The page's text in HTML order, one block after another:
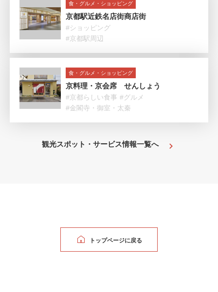
食・グルメ・ショッピング
京都駅近鉄名店街商店街
#ショッピング
#京都駅周辺
食・グルメ・ショッピング
京料理・京会席 せんしょう
#京都らしい食事 #グルメ
#金閣寺・御室・太秦
観光スポット・サービス情報一覧へ
トップページに戻る